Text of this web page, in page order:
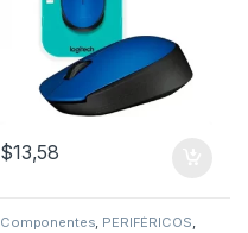
$13,58
Componentes PERIFÉRICOS